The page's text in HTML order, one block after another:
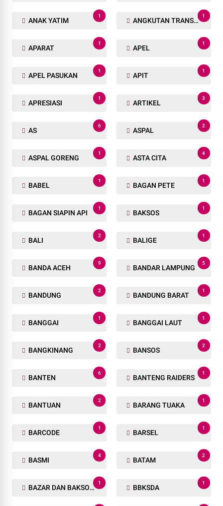
ANAK YATIM
1
ANGKUTAN TRANSPORTASI
1
APARAT
1
APEL
1
APEL PASUKAN
1
APIT
1
APRESIASI
1
ARTIKEL
3
AS
6
ASPAL
2
ASPAL GORENG
1
ASTA CITA
4
BABEL
1
BAGAN PETE
1
BAGAN SIAPIN API
1
BAKSOS
1
BALI
2
BALIGE
1
BANDA ACEH
9
BANDAR LAMPUNG
5
BANDUNG
2
BANDUNG BARAT
1
BANGGAI
1
BANGGAI LAUT
1
BANGKINANG
2
BANSOS
2
BANTEN
6
BANTENG RAIDERS
1
BANTUAN
2
BARANG TUAKA
1
BARCODE
1
BARSEL
1
BASMI
4
BATAM
2
BAZAR DAN BAKSOS RAMADHAN
1
BBKSDA
1